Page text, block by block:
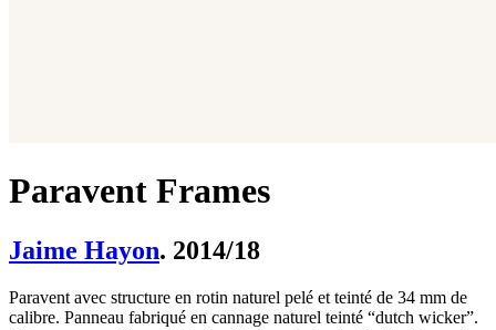
Paravent Frames
Jaime Hayon. 2014/18
Paravent avec structure en rotin naturel pelé et teinté de 34 mm de
calibre. Panneau fabriqué en cannage naturel teinté “dutch wicker”.